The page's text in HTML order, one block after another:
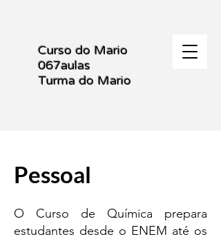
Curso do Mario
067aulas
Turma do Mario
Pessoal
O Curso de Química prepara
estudantes desde o ENEM até os